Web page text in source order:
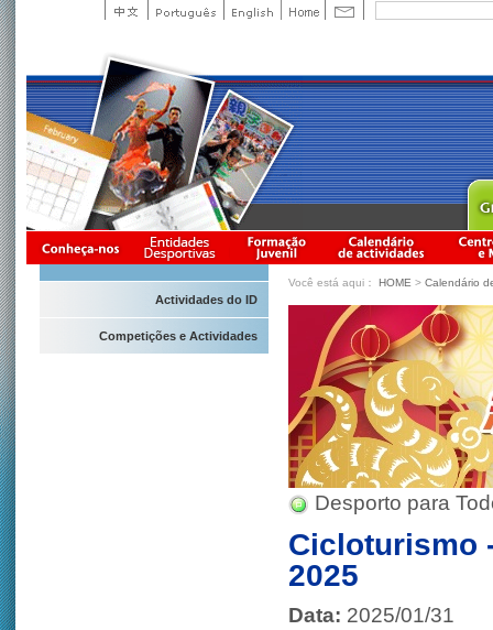
Actividades do ID
Competições e Actividades
Você está aqui： HOME > Calendário
Desporto para
Cicloturismo
2025
Data: 2025/01/31